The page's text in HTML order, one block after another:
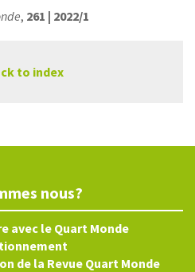
, 261 | 2022/1
to index
nous?
avec le Quart Monde
de la Revue Quart Monde